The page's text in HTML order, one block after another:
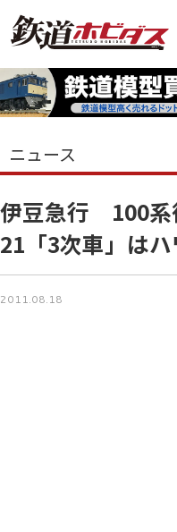
ニュース
伊豆急行 100系
21「3次車」は
2011.08.18